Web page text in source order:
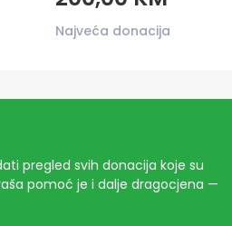
Najveća donacija
pregled svih donacija koje su
pomoć je i dalje dragocjena —